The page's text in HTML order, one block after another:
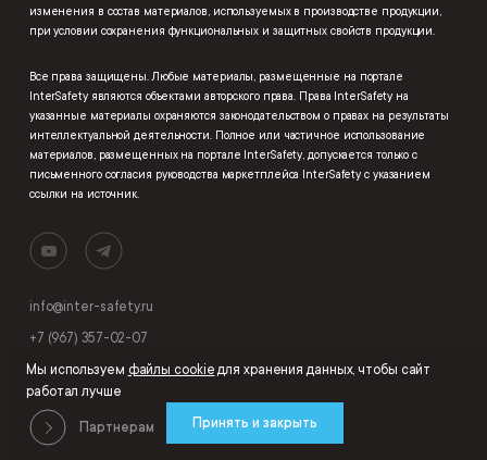
изменения в состав материалов, используемых в производстве продукции,
при условии сохранения функциональных и защитных свойств продукции.
Все права защищены. Любые материалы, размещенные на портале
InterSafety являются объектами авторского права. Права InterSafety на
указанные материалы охраняются законодательством о правах на результаты
интеллектуальной деятельности. Полное или частичное использование
материалов, размещенных на портале InterSafety, допускается только с
письменного согласия руководства маркетплейса InterSafety с указанием
ссылки на источник.
info@inter-safety.ru
+7 (967) 357-02-07
Партнерам
Мы используем файлы cookieдля хранения данных, чтобы сайт
работал лучше
Принять и закрыть